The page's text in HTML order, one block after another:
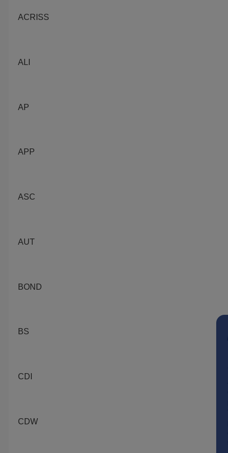
ACRISS
ALI
AP
APP
ASC
AUT
BOND
BS
CDI
CDW